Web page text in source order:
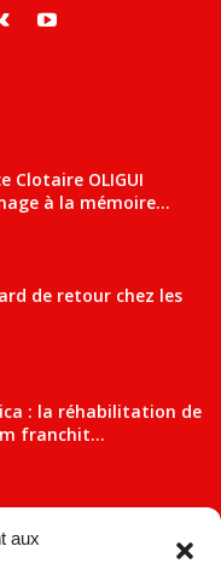
aux
Clotaire OLIGUI
à la mémoire...
de retour chez les
: la réhabilitation de
franchit...